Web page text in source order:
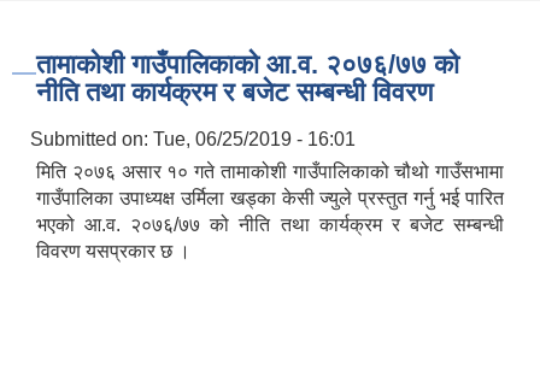
तामाकोशी गाउँपालिकाको आ.व. २०७६/७७ को
नीति तथा कार्यक्रम र बजेट सम्बन्धी विवरण
Submitted on: Tue, 06/25/2019 - 16:01
मिति २०७६ असार १० गते तामाकोशी गाउँपालिकाको चौथो गाउँसभामा
गाउँपालिका उपाध्यक्ष उर्मिला खड्का केसी ज्युले प्रस्तुत गर्नु भई पारित
भएको आ.व. २०७६/७७ को नीति तथा कार्यक्रम र बजेट सम्बन्धी
विवरण यसप्रकार छ ।